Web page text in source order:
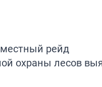
рейд
охраны лесов